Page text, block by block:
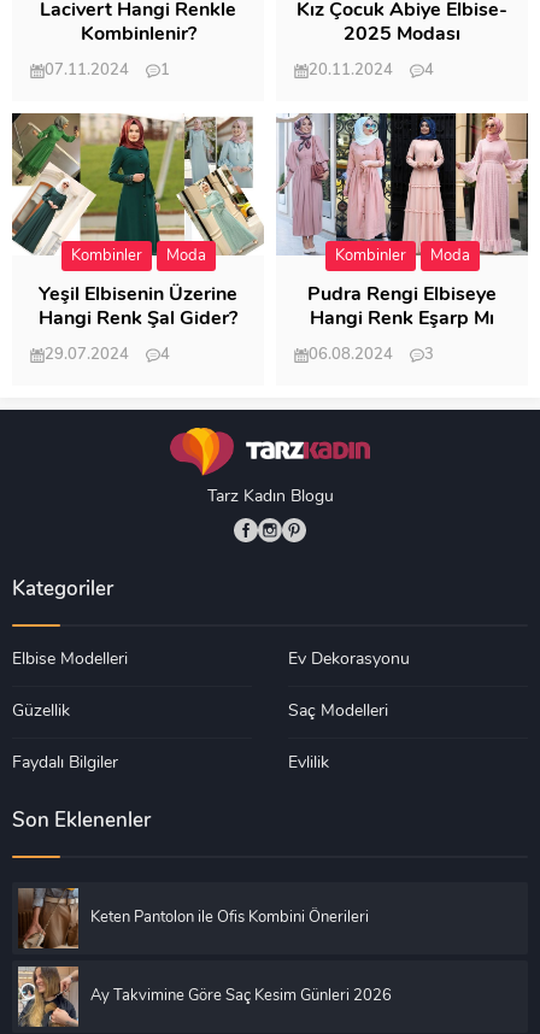
Lacivert Hangi Renkle
Kombinlenir?
07.11.2024
1
Kız Çocuk Abiye Elbise-
2025 Modası
20.11.2024
4
Kombinler Moda
Yeşil Elbisenin Üzerine
Hangi Renk Şal Gider?
29.07.2024
4
Kombinler Moda
Pudra Rengi Elbiseye
Hangi Renk Eşarp Mı
Dedi Birisi
06.08.2024
3
Tarz Kadın Blogu
Kategoriler
Elbise Modelleri Ev Dekorasyonu
Güzellik Saç Modelleri
Faydalı Bilgiler Evlilik
Son Eklenenler
Keten Pantolon ile Ofis Kombini Önerileri
Ay Takvimine Göre Saç Kesim Günleri 2026